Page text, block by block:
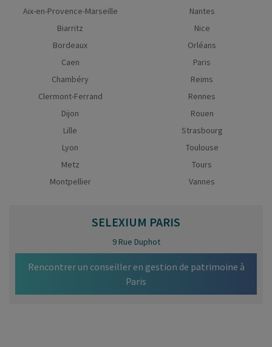
Aix-en-Provence-Marseille
Biarritz
Bordeaux
Caen
Chambéry
Clermont-Ferrand
Dijon
Lille
Lyon
Metz
Montpellier
Nantes
Nice
Orléans
Paris
Reims
Rennes
Rouen
Strasbourg
Toulouse
Tours
Vannes
SELEXIUM PARIS
9 Rue Duphot
Rencontrer un conseiller en gestion de patrimoine à
Paris